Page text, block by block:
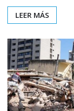
LEER MÁS